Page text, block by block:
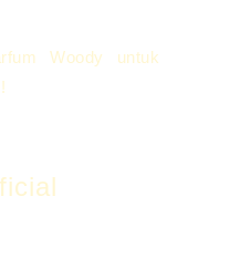
Woody untuk